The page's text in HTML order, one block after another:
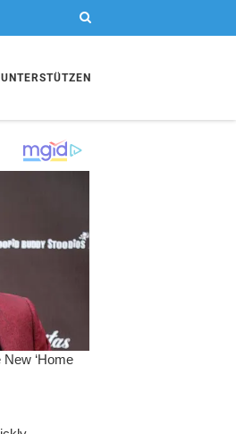
UNTERSTÜTZEN